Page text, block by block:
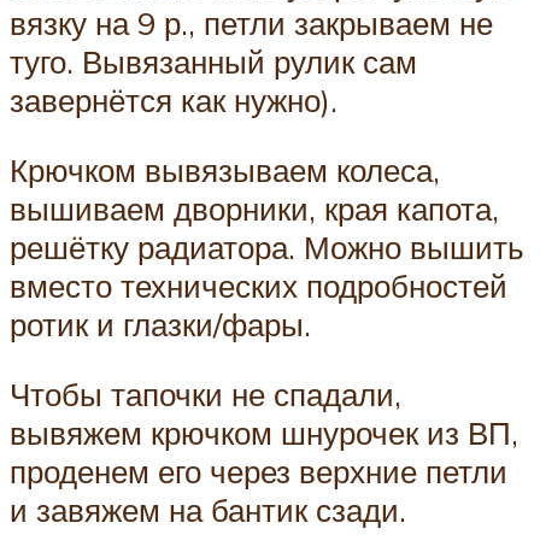
вязку на 9 р., петли закрываем не
туго. Вывязанный рулик сам
завернётся как нужно).
Крючком вывязываем колеса,
вышиваем дворники, края капота,
решётку радиатора. Можно вышить
вместо технических подробностей
ротик и глазки/фары.
Чтобы тапочки не спадали,
вывяжем крючком шнурочек из ВП,
проденем его через верхние петли
и завяжем на бантик сзади.